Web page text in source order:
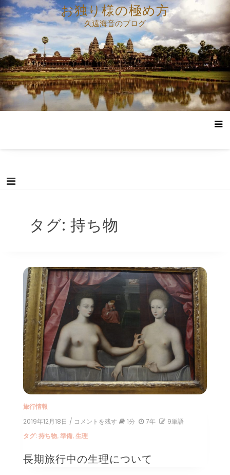
コ
ン
テ
ン
ツ
へ
ス
キ
ッ
お独り様の極め方
久遠海音のブログ
タグ: 持ち物
旅行情報
2019年12月18日 / コメントを残す on
行
1分 7年 9単語
タグ: 持ち物, 準備, 生理
長期旅行中の生理について